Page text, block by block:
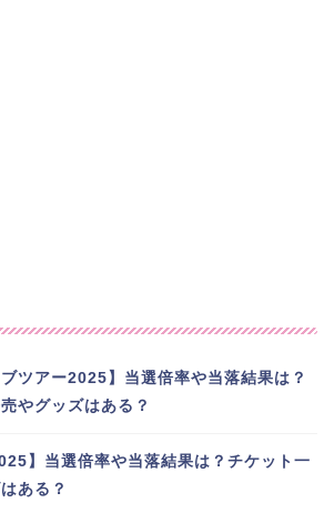
ツアー2025】当選倍率や当落結果は？
やグッズはある？
】当選倍率や当落結果は？チケット一
ある？